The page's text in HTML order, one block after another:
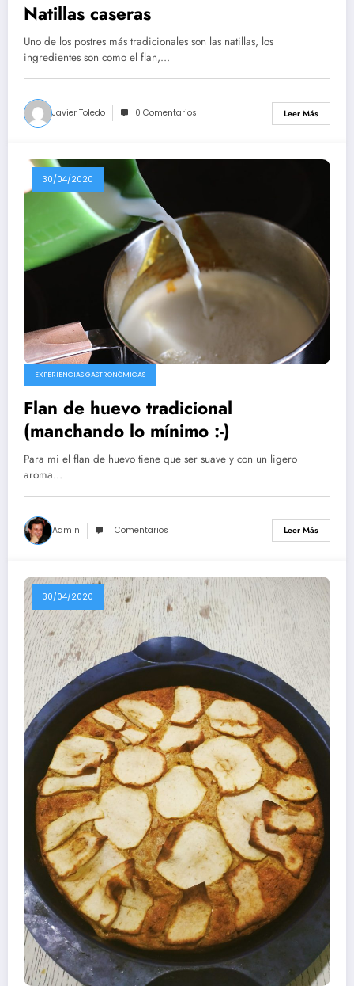
Natillas caseras
Uno de los postres más tradicionales son las natillas, los
ingredientes son como el flan,…
Javier Toledo 0 Comentarios Leer Más
30/04/2020
EXPERIENCIAS GASTRONÓMICAS
Flan de huevo tradicional
(manchando lo mínimo :-)
Para mi el flan de huevo tiene que ser suave y con un ligero
aroma…
Admin 1 Comentarios Leer Más
30/04/2020